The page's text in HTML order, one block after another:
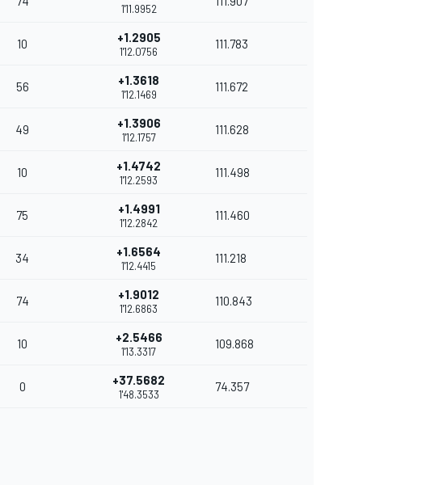
1'11.9952
10 +1.2905
1'12.0756
111.783
56 +1.3618
1'12.1469
111.672
49 +1.3906
1'12.1757
111.628
10 +1.4742
1'12.2593
111.498
75 +1.4991
1'12.2842
111.460
34 +1.6564
1'12.4415
111.218
74 +1.9012
1'12.6863
110.843
10 +2.5466
1'13.3317
109.868
0 +37.5682
1'48.3533
74.357